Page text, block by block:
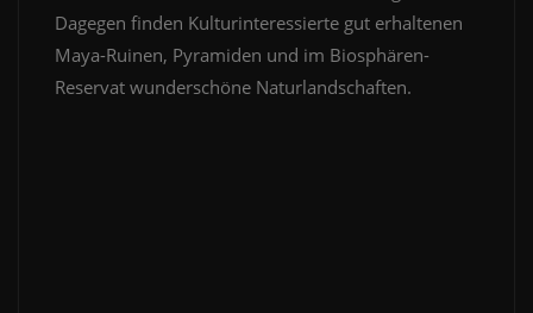
Dagegen finden Kulturinteressierte gut erhaltenen
Maya-Ruinen, Pyramiden und im Biosphären-
Reservat wunderschöne Naturlandschaften.